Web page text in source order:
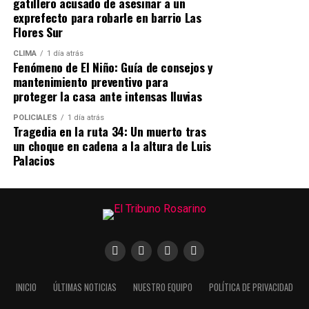
catalogaba a las personas africanas como seres
sin alma para legitimar su sometimiento.
La discriminación en el tejido
institucional
Para la referente del Bloque Antirracista Rosario, el
racismo no se limita a comportamientos individuales o a
“comentarios burlones”, sino que opera a nivel sistémico
“El racismo está en la
forma en que contamos la
historia, invisibilizando a
héroes y heroínas
Departamento de Estado de
EE. UU. haya eliminado a
Rosario de su alerta como
zona de mayor riesgo.
Pasamos al Nivel 1, lo cual
es el resultado del trabajo
coordinado y de los
cambios que impulsamos
para combatir el crimen
organizado.»
Maximiliano Pullaro
Gobernador de Santa Fe.
exprefecto para robarle en barrio Las
Flores Sur
CLIMA 1 día atrás
Fenómeno de El Niño: Guía de consejos y
mantenimiento preventivo para
proteger la casa ante intensas lluvias
POLICIALES 1 día atrás
Tragedia en la ruta 34: Un muerto tras
un choque en cadena a la altura de Luis
Palacios
INICIO ÚLTIMAS NOTICIAS NUESTRO EQUIPO POLÍTICA DE PRIVACIDAD